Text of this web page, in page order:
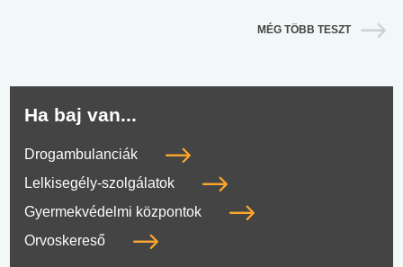
MÉG TÖBB TESZT
Ha baj van...
Drogambulanciák
Lelkisegély-szolgálatok
Gyermekvédelmi központok
Orvoskereső